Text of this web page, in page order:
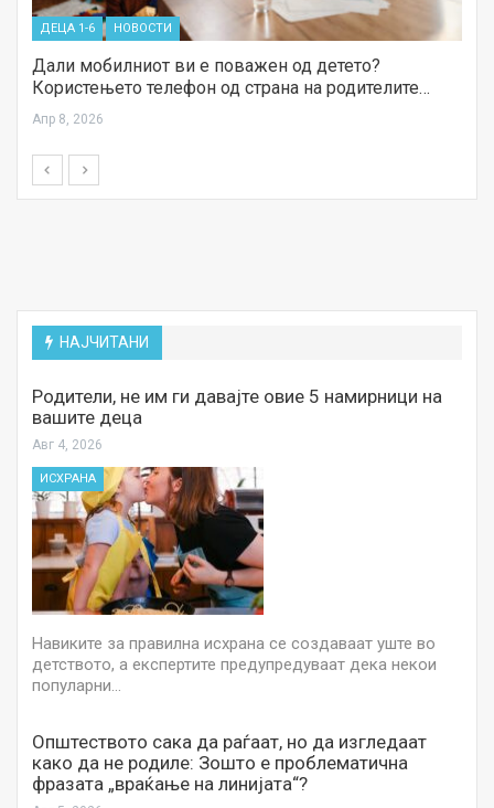
ДЕЦА 1-6 НОВОСТИ
Дали мобилниот ви е поважен од детето?
Користењето телефон од страна на родителите…
Апр 8, 2026
НАЈЧИТАНИ
Родители, не им ги давајте овие 5 намирници на
вашите деца
Авг 4, 2026
ИСХРАНА
Навиките за правилна исхрана се создаваат уште во
детството, а експертите предупредуваат дека некои
популарни…
Општеството сака да раѓаат, но да изгледаат
како да не родиле: Зошто е проблематична
фразата „враќање на линијата“?